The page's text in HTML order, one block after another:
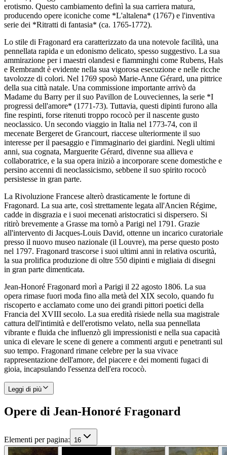
erotismo. Questo cambiamento definì la sua carriera matura,
producendo opere iconiche come *L'altalena* (1767) e l'inventiva
serie dei *Ritratti di fantasia* (ca. 1765-1772).
Lo stile di Fragonard era caratterizzato da una notevole facilità, una
pennellata rapida e un edonismo delicato, spesso suggestivo. La sua
ammirazione per i maestri olandesi e fiamminghi come Rubens, Hals
e Rembrandt è evidente nella sua vigorosa esecuzione e nelle ricche
tavolozze di colori. Nel 1769 sposò Marie-Anne Gérard, una pittrice
della sua città natale. Una commissione importante arrivò da
Madame du Barry per il suo Pavillon de Louveciennes, la serie *I
progressi dell'amore* (1771-73). Tuttavia, questi dipinti furono alla
fine respinti, forse ritenuti troppo rococò per il nascente gusto
neoclassico. Un secondo viaggio in Italia nel 1773-74, con il
mecenate Bergeret de Grancourt, riaccese ulteriormente il suo
interesse per il paesaggio e l'immaginario dei giardini. Negli ultimi
anni, sua cognata, Marguerite Gérard, divenne sua allieva e
collaboratrice, e la sua opera iniziò a incorporare scene domestiche e
persino accenni di neoclassicismo, sebbene il suo spirito rococò
persistesse in gran parte.
La Rivoluzione Francese alterò drasticamente le fortune di
Fragonard. La sua arte, così strettamente legata all'Ancien Régime,
cadde in disgrazia e i suoi mecenati aristocratici si dispersero. Si
ritirò brevemente a Grasse ma tornò a Parigi nel 1791. Grazie
all'intervento di Jacques-Louis David, ottenne un incarico curatoriale
presso il nuovo museo nazionale (il Louvre), ma perse questo posto
nel 1797. Fragonard trascorse i suoi ultimi anni in relativa oscurità,
la sua prolifica produzione di oltre 550 dipinti e migliaia di disegni
in gran parte dimenticata.
Jean-Honoré Fragonard morì a Parigi il 22 agosto 1806. La sua
opera rimase fuori moda fino alla metà del XIX secolo, quando fu
riscoperto e acclamato come uno dei grandi pittori poetici della
Francia del XVIII secolo. La sua eredità risiede nella sua magistrale
cattura dell'intimità e dell'erotismo velato, nella sua pennellata
vibrante e fluida che influenzò gli impressionisti e nella sua capacità
unica di elevare le scene di genere a commenti arguti e penetranti sul
suo tempo. Fragonard rimane celebre per la sua vivace
rappresentazione dell'amore, del piacere e dei momenti fugaci di
gioia, incapsulando l'essenza dell'era rococò.
Leggi di più
Opere di Jean-Honoré Fragonard
Elementi per pagina: 16